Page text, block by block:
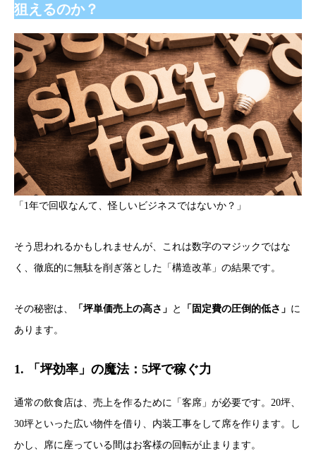
狙えるのか？
「1年で回収なんて、怪しいビジネスではないか？」
そう思われるかもしれませんが、これは数字のマジックではな
く、徹底的に無駄を削ぎ落とした「構造改革」の結果です。
その秘密は、 「坪単価売上の高さ」 と 「固定費の圧倒的低さ」 に
あります。
1. 「坪効率」の魔法：5坪で稼ぐ力
通常の飲食店は、売上を作るために「客席」が必要です。20坪、
30坪といった広い物件を借り、内装工事をして席を作ります。し
かし、席に座っている間はお客様の回転が止まります。